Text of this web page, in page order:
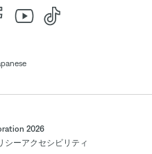
2026
シーアクセシビリティ